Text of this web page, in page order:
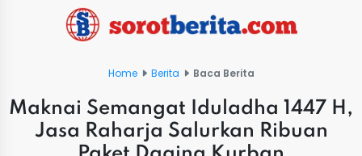
Home Berita Baca Berita
Maknai Semangat Iduladha 1447 H,
Jasa Raharja Salurkan Ribuan